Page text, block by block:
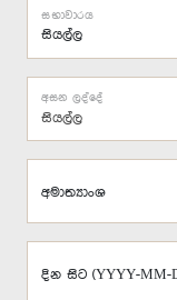
සභාවාරය
සියල්ල
අසන ලද්දේ
අමාත්‍යාංශ
දින සිට (YYYY-MM-